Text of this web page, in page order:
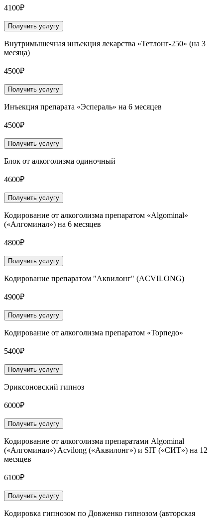
4100₽
Получить услугу
Внутримышечная инъекция лекарства «Тетлонг-250» (на 3
месяца)
4500₽
Получить услугу
Инъекция препарата «Эспераль» на 6 месяцев
4500₽
Получить услугу
Блок от алкоголизма одиночный
4600₽
Получить услугу
Кодирование от алкоголизма препаратом «Algominal»
(«Алгоминал») на 6 месяцев
4800₽
Получить услугу
Кодирование препаратом "Аквилонг" (ACVILONG)
4900₽
Получить услугу
Кодирование от алкоголизма препаратом «Торпедо»
5400₽
Получить услугу
Эриксоновский гипноз
6000₽
Получить услугу
Кодирование от алкоголизма препаратами Algominal
(«Алгоминал») Acvilong («Аквилонг») и SIT («СИТ») на 12
месяцев
6100₽
Получить услугу
Кодировка гипнозом по Довженко гипнозом (авторская